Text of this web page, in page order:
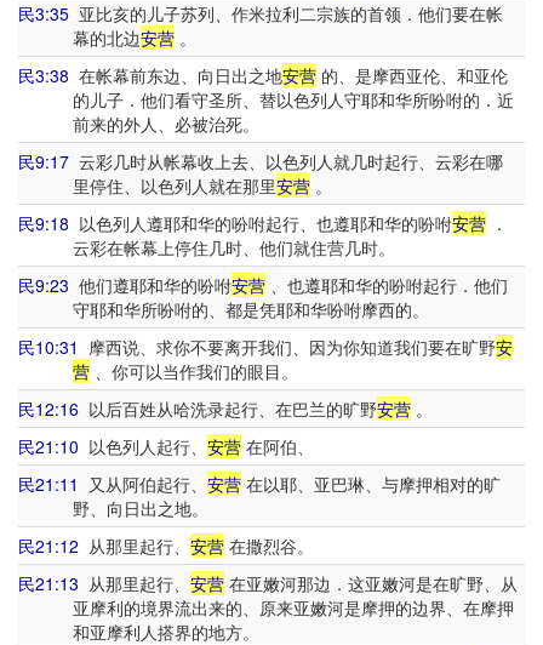
民3:35 亚比亥的儿子苏列、作米拉利二宗族的首领．他们要在帐
幕的北边安营。
民3:38 在帐幕前东边、向日出之地安营 的、是摩西亚伦、和亚伦
的儿子．他们看守圣所、替以色列人守耶和华所吩咐的．近
前来的外人、必被治死。
民9:17 云彩几时从帐幕收上去、以色列人就几时起行、云彩在哪
里停住、以色列人就在那里安营。
民9:18 以色列人遵耶和华的吩咐起行、也遵耶和华的吩咐安营 ．
云彩在帐幕上停住几时、他们就住营几时。
民9:23 他们遵耶和华的吩咐安营 、也遵耶和华的吩咐起行．他们
守耶和华所吩咐的、都是凭耶和华吩咐摩西的。
民10:31 摩西说、求你不要离开我们、因为你知道我们要在旷野安
营、你可以当作我们的眼目。
民12:16 以后百姓从哈洗录起行、在巴兰的旷野安营 。
民21:10 以色列人起行、 安营 在阿伯、
民21:11
又从阿伯起行、 安营 在以耶、亚巴琳、与摩押相对的旷
野、向日出之地。
民21:12 从那里起行、 安营 在撒烈谷。
民21:13 从那里起行、 安营 在亚嫩河那边．这亚嫩河是在旷野、从
亚摩利的境界流出来的、原来亚嫩河是摩押的边界、在摩押
和亚摩利人搭界的地方。